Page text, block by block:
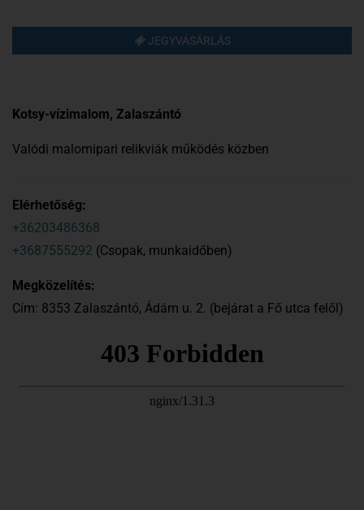
JEGYVÁSÁRLÁS
Kotsy-vízimalom, Zalaszántó
Valódi malomipari relikviák működés közben
Elérhetőség:
+36203486368
+3687555292 (Csopak, munkaidőben)
Megközelítés:
Cím: 8353 Zalaszántó, Ádám u. 2. (bejárat a Fő utca felől)